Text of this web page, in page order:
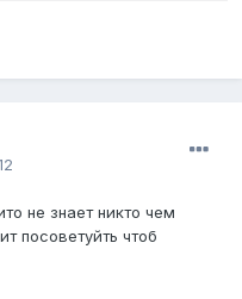
не знает никто чем
посоветуйть чтоб